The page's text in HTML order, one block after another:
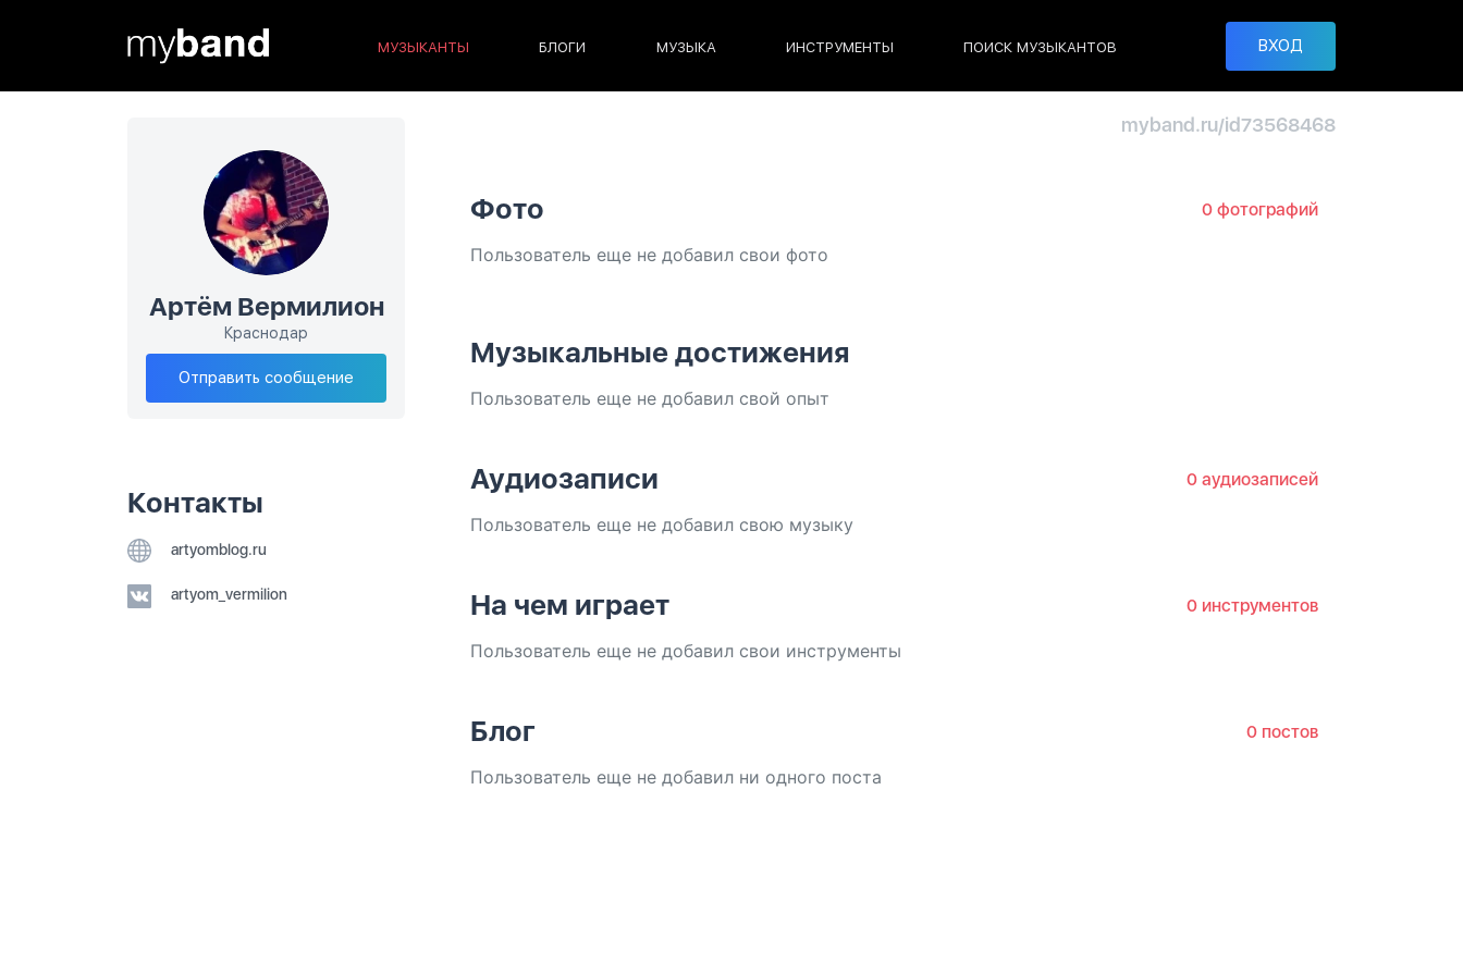
МУЗЫКАНТЫ БЛОГИ МУЗЫКА ИНСТРУМЕНТЫ ПОИСК МУЗЫКАНТОВ ВХОД
Артём Вермилион
Краснодар
Отправить сообщение
Контакты
artyomblog.ru
artyom_vermilion
myband.ru/id73568468
Фото 0 фотографий
Пользователь еще не добавил свои фото
Музыкальные достижения
Пользователь еще не добавил свой опыт
Аудиозаписи 0 аудиозаписей
Пользователь еще не добавил свою музыку
На чем играет 0 инструментов
Пользователь еще не добавил свои инструменты
Блог 0 постов
Пользователь еще не добавил ни одного поста